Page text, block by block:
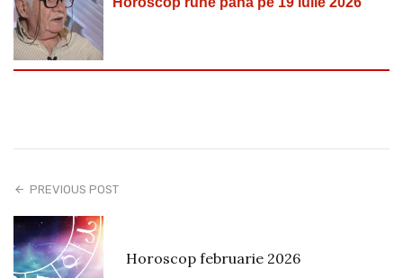
PREVIOUS POST
Horoscop februarie 2026